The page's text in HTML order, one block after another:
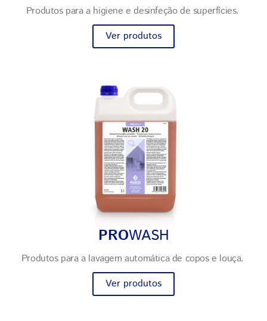
Produtos para a higiene e desinfeção de superfícies.
Ver produtos
PROWASH
Produtos para a lavagem automática de copos e louça.
Ver produtos